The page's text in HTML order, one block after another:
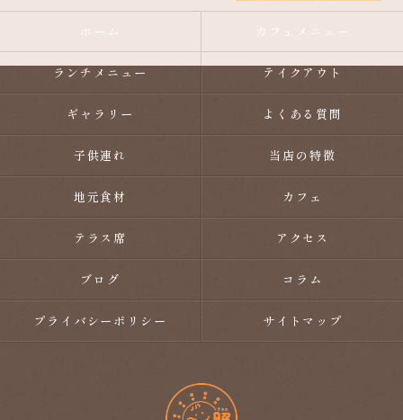
ホーム カフェメニュー
ランチメニュー テイクアウト
ギャラリー よくある質問
子供連れ 当店の特徴
地元食材 カフェ
テラス席 アクセス
ブログ コラム
プライバシーポリシー サイトマップ